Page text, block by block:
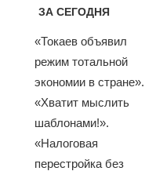
ЗА СЕГОДНЯ
«Токаев объявил
режим тотальной
экономии в стране».
«Хватит мыслить
шаблонами!».
«Налоговая
перестройка без